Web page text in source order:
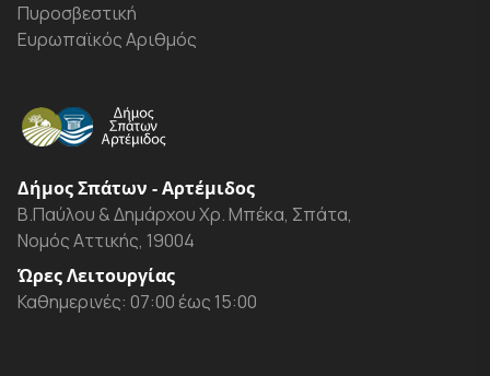
Πυροσβεστική
Ευρωπαϊκός Αριθμός
Δήμος Σπάτων - Αρτέμιδος
Β.Παύλου & Δημάρχου Χρ. Μπέκα, Σπάτα,
Νομός Αττικής, 19004
Ώρες Λειτουργίας
Καθημερινές: 07:00 έως 15:00